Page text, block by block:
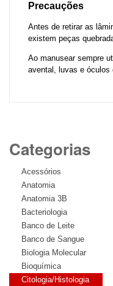
Precauções
Antes de retirar as
existem peças
Ao manusear sempre
avental, luvas e óculos
Categorias
Acessórios
Anatomia
Anatomia 3B
Bacteriologia
Banco de Leite
Banco de Sangue
Biologia Molecular
Bioquímica
Citologia/Histologia